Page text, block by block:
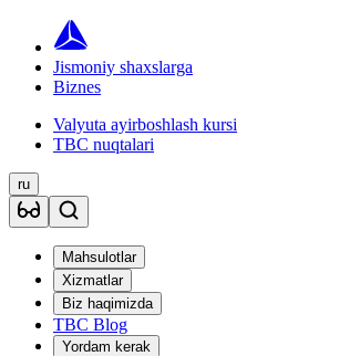
Jismoniy shaxslarga
Biznes
Valyuta ayirboshlash kursi
TBC nuqtalari
ru
Mahsulotlar
Xizmatlar
Biz haqimizda
TBC Blog
Yordam kerak